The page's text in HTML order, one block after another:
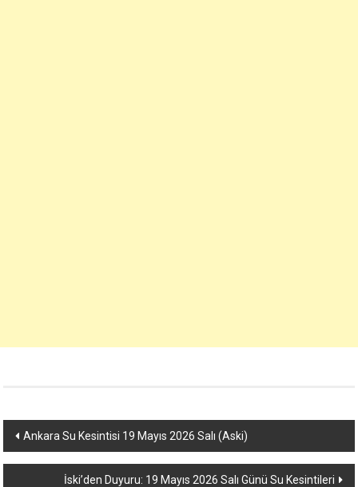
Yazı
dolaşımı
Ankara Su Kesintisi 19 Mayıs 2026 Salı (Aski)
İski’den Duyuru: 19 Mayıs 2026 Salı Günü Su Kesintileri